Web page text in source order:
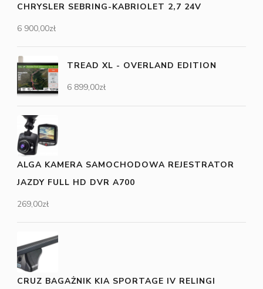
CHRYSLER SEBRING-KABRIOLET 2,7 24V
6 900,00zł
TREAD XL - OVERLAND EDITION
6 899,00zł
ALGA KAMERA SAMOCHODOWA REJESTRATOR
JAZDY FULL HD DVR A700
269,00zł
CRUZ BAGAŻNIK KIA SPORTAGE IV RELINGI